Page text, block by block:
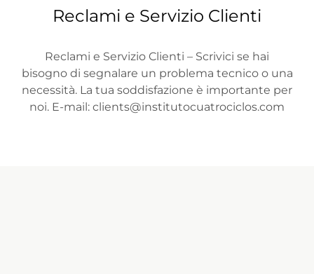
Reclami e Servizio Clienti
Reclami e Servizio Clienti – Scrivici se hai
bisogno di segnalare un problema tecnico o una
necessità. La tua soddisfazione è importante per
noi. E-mail: clients@institutocuatrociclos.com